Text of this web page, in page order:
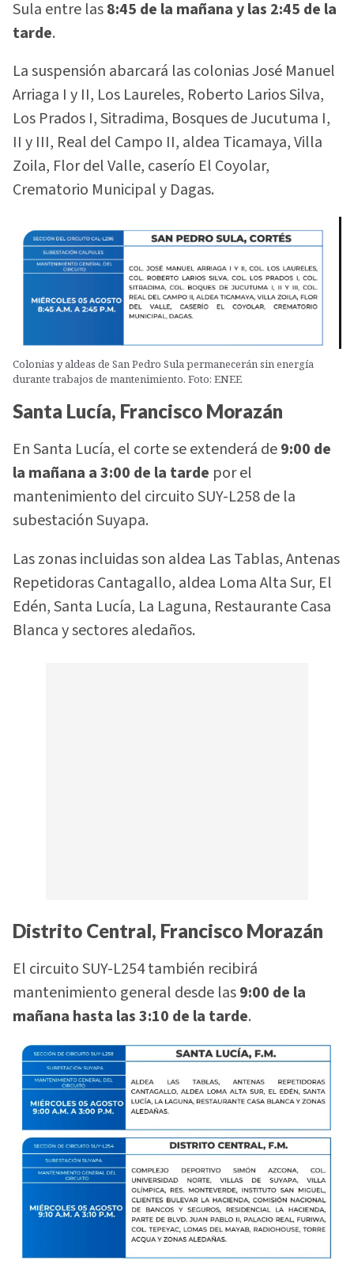
Sula entre las8:45 de la mañana y las 2:45 de la
tarde.
La suspensión abarcará las colonias José Manuel
Arriaga I y II, Los Laureles, Roberto Larios Silva,
Los Prados I, Sitradima, Bosques de Jucutuma I,
II y III, Real del Campo II, aldea Ticamaya, Villa
Zoila, Flor del Valle, caserío El Coyolar,
Crematorio Municipal y Dagas.
Colonias y aldeas de San Pedro Sula permanecerán sin energía
durante trabajos de mantenimiento. Foto: ENEE
Santa Lucía, Francisco Morazán
En Santa Lucía, el corte se extenderá de9:00 de
la mañana a 3:00 de la tarde por el
mantenimiento del circuito SUY-L258 de la
subestación Suyapa.
Las zonas incluidas son aldea Las Tablas, Antenas
Repetidoras Cantagallo, aldea Loma Alta Sur, El
Edén, Santa Lucía, La Laguna, Restaurante Casa
Blanca y sectores aledaños.
Distrito Central, Francisco Morazán
El circuito SUY-L254 también recibirá
mantenimiento general desde las9:00 de la
mañana hasta las 3:10 de la tarde.